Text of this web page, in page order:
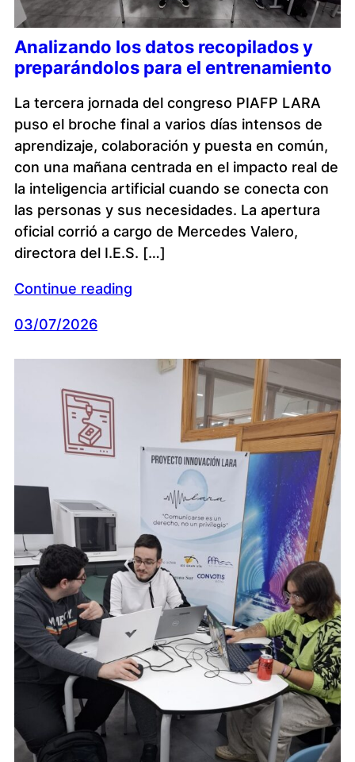
Analizando los datos recopilados y
preparándolos para el entrenamiento
La tercera jornada del congreso PIAFP LARA
puso el broche final a varios días intensos de
aprendizaje, colaboración y puesta en común,
con una mañana centrada en el impacto real de
la inteligencia artificial cuando se conecta con
las personas y sus necesidades. La apertura
oficial corrió a cargo de Mercedes Valero,
directora del I.E.S. […]
Continue reading
03/07/2026